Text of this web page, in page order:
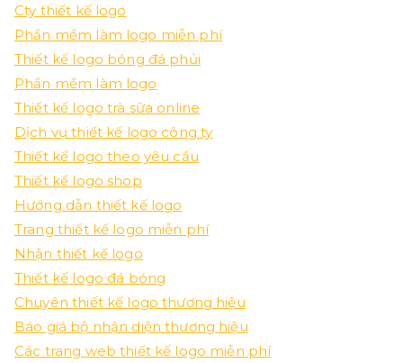
Cty thiết kế logo
Phần mềm làm logo miễn phí
Thiết kế logo bóng đá phủi
Phần mềm làm logo
Thiết kế logo trà sữa online
Dịch vụ thiết kế logo công ty
Thiết kế logo theo yêu cầu
Thiết kế logo shop
Hướng dẫn thiết kế logo
Trang thiết kế logo miễn phí
Nhận thiết kế logo
Thiết kế logo đá bóng
Chuyên thiết kế logo thương hiệu
Báo giá bộ nhận diện thương hiệu
Các trang web thiết kế logo miễn phí